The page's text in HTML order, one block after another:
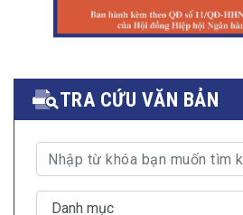
TRA CỨU VĂN BẢN